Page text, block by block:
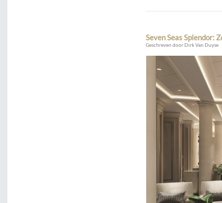
Seven Seas Splendor:
Geschreven door Dirk Van Duyse